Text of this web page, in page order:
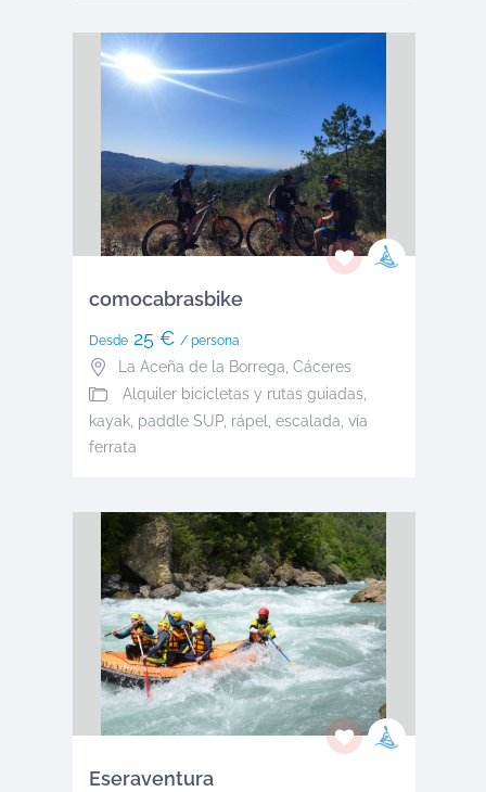
comocabrasbike
Desde25 € / persona
La Aceña de la Borrega Cáceres
Alquiler bicicletas y rutas guiadas,
kayak, paddle SUP, rápel, escalada, vía
ferrata
Eseraventura